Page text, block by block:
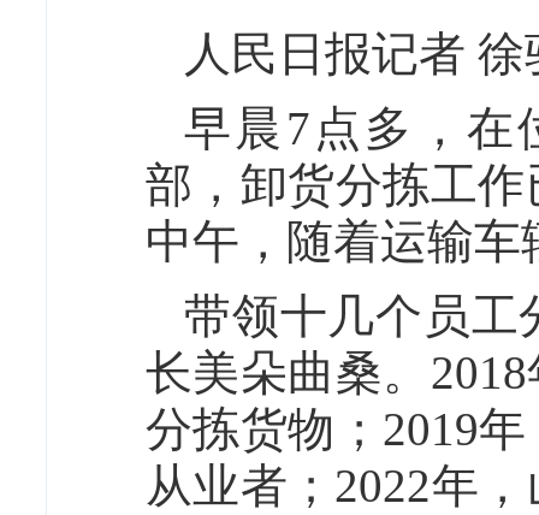
人民日报记者 徐
早晨7点多，在
部，卸货分拣工
中午，随着运输
带领十几个员工
长美朵曲桑。
分拣货物；2019
从业者；2022年